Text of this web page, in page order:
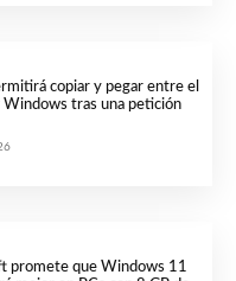
copiar y pegar entre el
Windows tras una petición
promete que Windows 11